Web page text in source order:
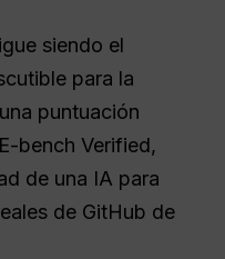
siendo el
para la
puntuación
bench Verified,
de una IA para
de GitHub de